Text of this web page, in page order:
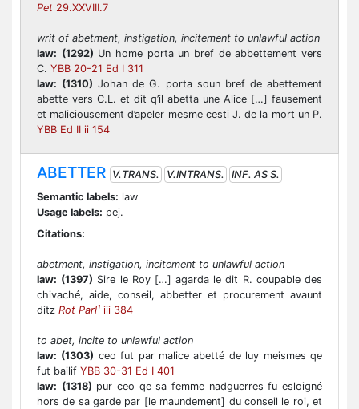
Pet 29.XXVIII.7
writ of abetment, instigation, incitement to unlawful action
law: (1292) Un home porta un bref de abbettement vers
C. YBB 20-21 Ed I 311
law: (1310) Johan de G. porta soun bref de abettement
abette vers C.L. et dit q’il abetta une Alice […] fausement
et maliciousement d’apeler mesme cesti J. de la mort un P.
YBB Ed II ii 154
ABETTER V.TRANS. V.INTRANS.
INF. AS S.
Semantic labels: law
Usage labels: pej.
Citations:
abetment, instigation, incitement to unlawful action
law: (1397) Sire le Roy […] agarda le dit R. coupable des
chivaché, aide, conseil, abbetter et procurement avaunt
ditz Rot Parl1 iii 384
to abet, incite to unlawful action
law: (1303) ceo fut par malice abetté de luy meismes qe
fut bailif YBB 30-31 Ed I 401
law: (1318) pur ceo qe sa femme nadguerres fu esloigné
hors de sa garde par [le maundement] du conseil le roi, et